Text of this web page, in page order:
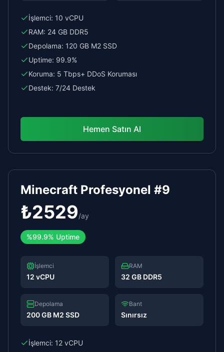
İşlemci: 10 vCPU
RAM: 24 GB DDR5
Depolama: 120 GB M2 SSD
Uptime: 99.9%
Koruma: 5 Tbps+ DDoS Koruması
Destek: 7/24 Destek
Hemen Satın Al
Minecraft Profesyonel #9
₺2529/ay
%99.9% Uptime
İşlemci
12 vCPU
RAM
32 GB DDR5
Depolama
200 GB M2 SSD
Bant
Sınırsız
İşlemci: 12 vCPU